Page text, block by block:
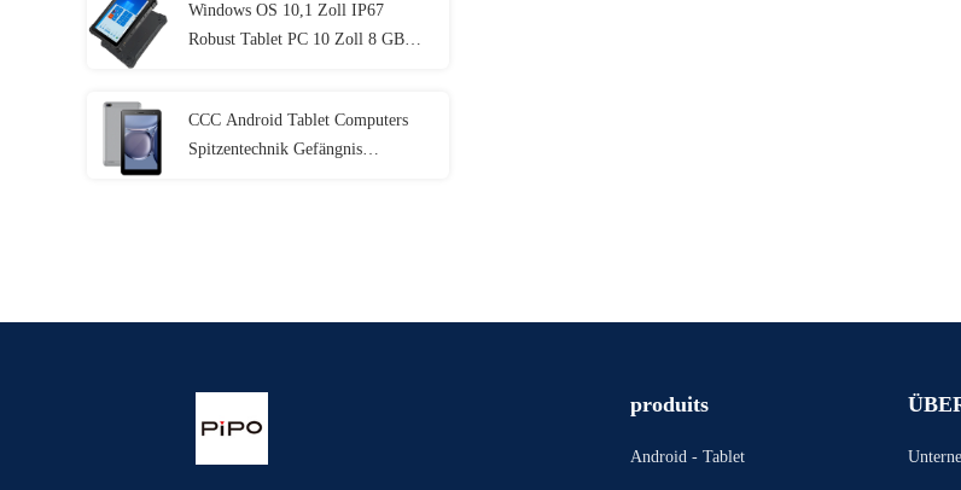
Windows OS 10,1 Zoll IP67
Robust Tablet PC 10 Zoll 8 GB
CCC Android Tablet Computers
Spitzentechnik Gefängnis
produits
Android - Tablet